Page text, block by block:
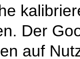
Der
auf